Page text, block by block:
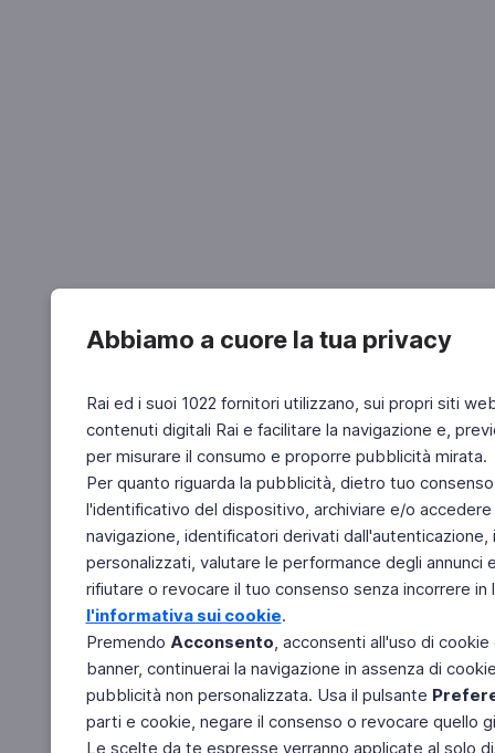
Abbiamo a cuore la tua privacy
Rai ed i suoi 1022 fornitori utilizzano, sui propri siti
contenuti digitali Rai e facilitare la navigazione e,
per misurare il consumo e proporre pubblicità mirata.
Per quanto riguarda la pubblicità, dietro tuo
l'identificativo del dispositivo, archiviare e/o
navigazione, identificatori derivati
personalizzati, valutare le performance degli
rifiutare o revocare il tuo consenso senza incorrere
l'informativa sui cookie.
Premendo Acconsento, acconsenti all'uso di
banner, continuerai la navigazione in assenza di
pubblicità non personalizzata. Usa il pulsante
parti e cookie, negare il consenso o revocare quello
Le scelte da te espresse verranno applicate al solo